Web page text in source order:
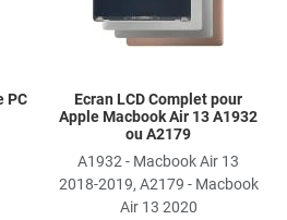
Quick View
PC
Ecran LCD Complet pour
Apple Macbook Air 13 A1932
ou A2179
A1932 - Macbook Air 13
2018-2019, A2179 - Macbook
Air 13 2020